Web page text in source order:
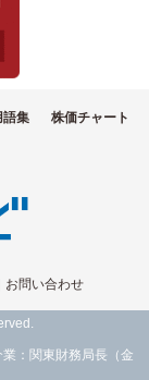
語集 株価チャート
お問い合わせ
：関東財務局長（金